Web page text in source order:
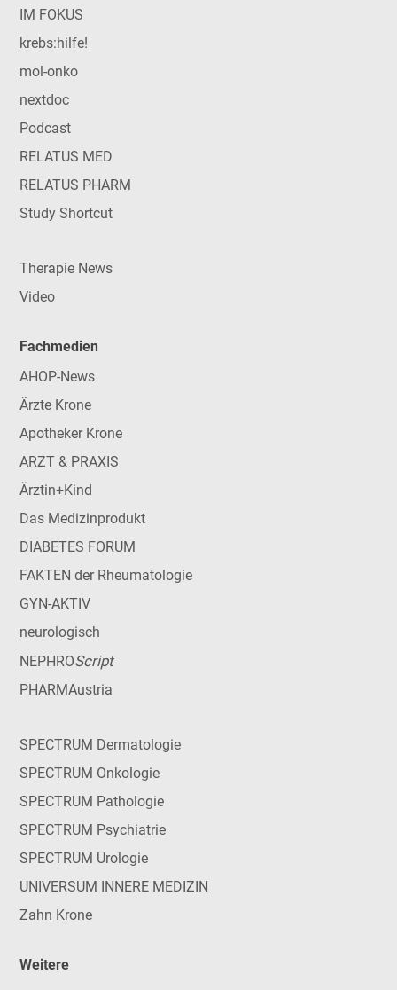
IM FOKUS
krebs:hilfe!
mol-onko
nextdoc
Podcast
RELATUS MED
RELATUS PHARM
Study Shortcut
Therapie News
Video
Fachmedien
AHOP-News
Ärzte Krone
Apotheker Krone
ARZT & PRAXIS
Ärztin+Kind
Das Medizinprodukt
DIABETES FORUM
FAKTEN der Rheumatologie
GYN-AKTIV
neurologisch
NEPHROScript
PHARMAustria
SPECTRUM Dermatologie
SPECTRUM Onkologie
SPECTRUM Pathologie
SPECTRUM Psychiatrie
SPECTRUM Urologie
UNIVERSUM INNERE MEDIZIN
Zahn Krone
Weitere